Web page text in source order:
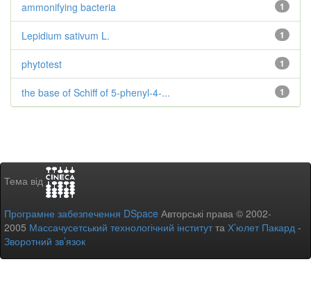
1
ammonifying bacteria
1
Lepidium sativum L.
1
phytotest
1
the base of Schiff of 5-phenyl-4-...
Тема від
Програмне забезпечення DSpace Авторські права © 2002-
2005 Массачусетський технологічний інститутта Х’юлет Пакард -
Зворотний зв’язок